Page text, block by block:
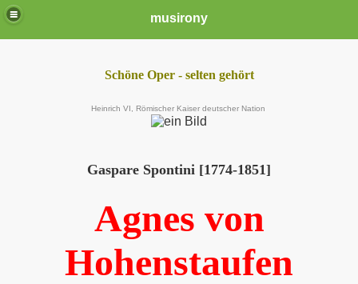
musirony
Schöne Oper - selten gehört
Heinrich VI, Römischer Kaiser deutscher Nation
Gaspare Spontini [1774-1851]
Agnes von
Hohenstaufen